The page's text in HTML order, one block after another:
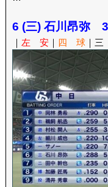
6 (三) 石川昂弥
左 安｜ 四 球｜三